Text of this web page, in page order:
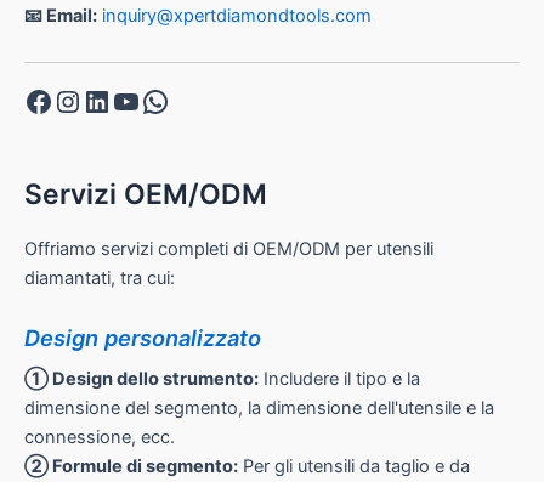
📧 Email: inquiry@xpertdiamondtools.com
Facebook
Instagram
LinkedIn
YouTube
WhatsApp
Servizi OEM/ODM
Offriamo servizi completi di OEM/ODM per utensili
diamantati, tra cui:
Design personalizzato
① Design dello strumento: Includere il tipo e la
dimensione del segmento, la dimensione dell'utensile e la
connessione, ecc.
② Formule di segmento: Per gli utensili da taglio e da